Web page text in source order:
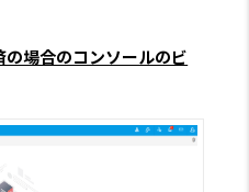
場合のコンソールのビ